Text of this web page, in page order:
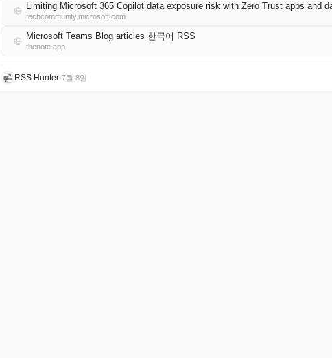
Limiting Microsoft 365 Copilot data exposure risk with Zero Trust apps and
techcommunity.microsoft.com
Microsoft Teams Blog articles 한국어 RSS
thenote.app
RSS Hunter•7월 8일